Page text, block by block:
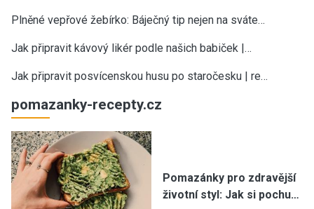
Plněné vepřové žebírko: Báječný tip nejen na sváte…
Jak připravit kávový likér podle našich babiček |…
Jak připravit posvícenskou husu po staročesku | re…
pomazanky-recepty.cz
Pomazánky pro zdravější
životní styl: Jak si pochu…